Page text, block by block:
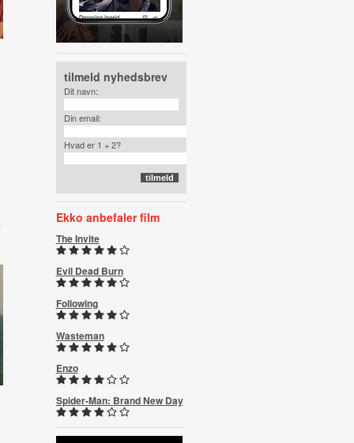
tilmeld nyhedsbrev
Dit navn:
Din email:
Hvad er 1 + 2?
Ekko anbefaler film
The Invite
Evil Dead Burn
Following
Wasteman
Enzo
Spider-Man: Brand New Day